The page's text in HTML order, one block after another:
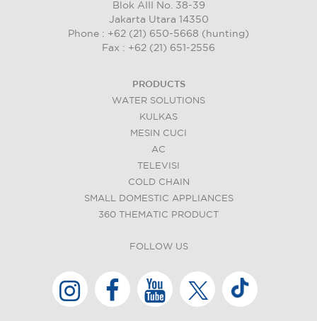
Blok AIII No. 38-39
Jakarta Utara 14350
Phone : +62 (21) 650-5668 (hunting)
Fax : +62 (21) 651-2556
PRODUCTS
WATER SOLUTIONS
KULKAS
MESIN CUCI
AC
TELEVISI
COLD CHAIN
SMALL DOMESTIC APPLIANCES
360 THEMATIC PRODUCT
FOLLOW US